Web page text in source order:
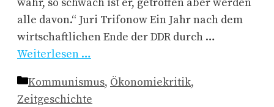
alle davon.“ Juri Trifonow Ein Jahr nach dem
wirtschaftlichen Ende der DDR durch …
Weiterlesen …
Kategorien
Kommunismus, Ökonomiekritik,
Zeitgeschichte